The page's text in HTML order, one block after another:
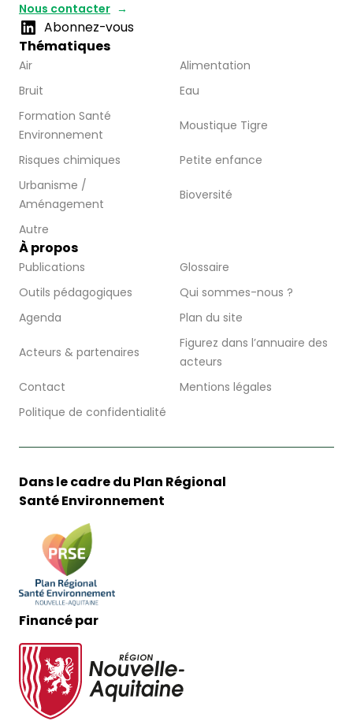
Nous contacter
Abonnez-vous
Thématiques
Air
Alimentation
Bruit
Eau
Formation Santé
Environnement
Moustique Tigre
Risques chimiques
Petite enfance
Urbanisme /
Aménagement
Bioversité
Autre
À propos
Publications
Glossaire
Outils pédagogiques
Qui sommes-nous ?
Agenda
Plan du site
Acteurs & partenaires
Figurez dans l’annuaire des
acteurs
Contact
Mentions légales
Politique de confidentialité
Dans le cadre du Plan Régional
Santé Environnement
Financé par